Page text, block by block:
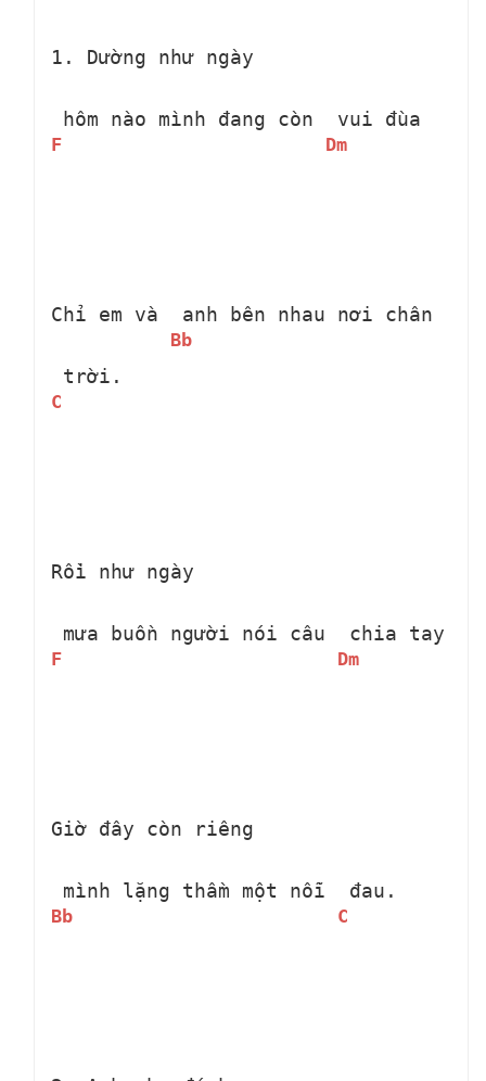
1. Dường như ngày
F
hôm nào mình đang còn
Dm
vui đùa
Chỉ em và
Bb
anh bên nhau nơi chân
C
trời.
Rồi như ngày
F
mưa buồn người nói câu
Dm
chia tay
Giờ đây còn riêng
Bb
mình lặng thầm một nỗi
C
đau.